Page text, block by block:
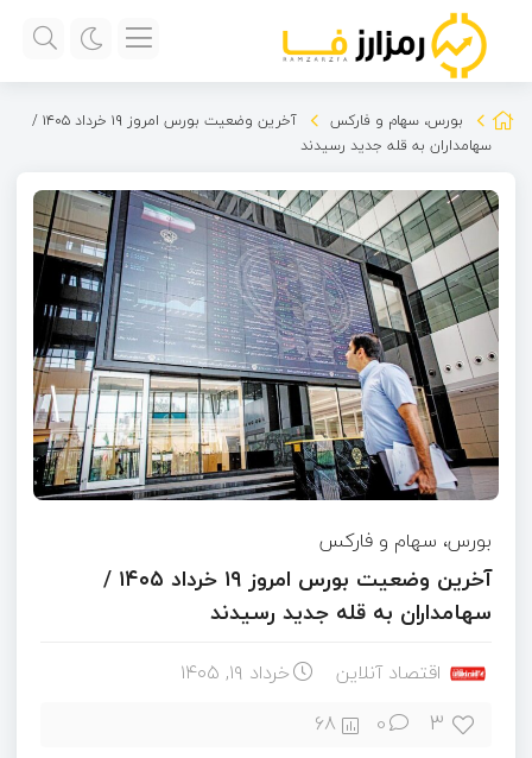
بورس، سهام و فارکس
آخرین وضعیت بورس امروز ۱۹ خرداد ۱۴۰۵ /
سهامداران به قله جدید رسیدند
بورس، سهام و فارکس
آخرین وضعیت بورس امروز ۱۹ خرداد ۱۴۰۵ /
سهامداران به قله جدید رسیدند
اقتصاد آنلاین خرداد ۱۹, ۱۴۰۵
3
0
68